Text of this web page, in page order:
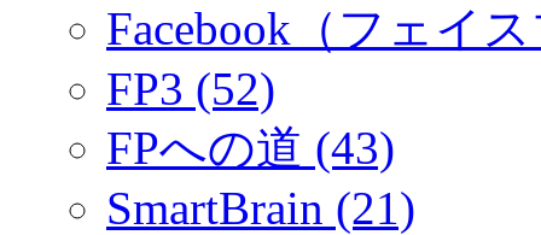
Facebook（フェイ
FP3 (52)
FPへの道 (43)
SmartBrain (21)